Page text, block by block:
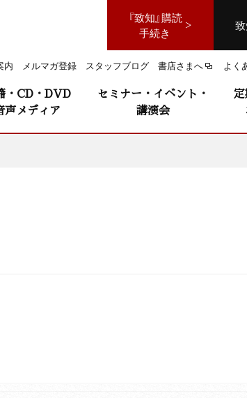
『致知』購読
手続き
内 メルマガ登録 スタッフブログ 書店さまへ よく
・CD・DVD
声メディア
セミナー・イベント・
講演会